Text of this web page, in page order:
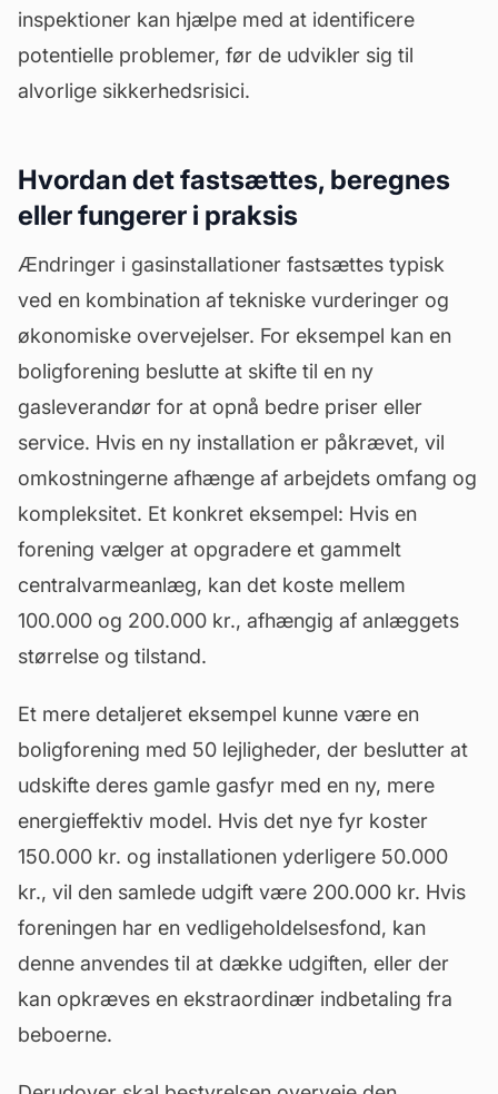
inspektioner kan hjælpe med at identificere
potentielle problemer, før de udvikler sig til
alvorlige sikkerhedsrisici.
Hvordan det fastsættes, beregnes
eller fungerer i praksis
Ændringer i gasinstallationer fastsættes typisk
ved en kombination af tekniske vurderinger og
økonomiske overvejelser. For eksempel kan en
boligforening beslutte at skifte til en ny
gasleverandør for at opnå bedre priser eller
service. Hvis en ny installation er påkrævet, vil
omkostningerne afhænge af arbejdets omfang og
kompleksitet. Et konkret eksempel: Hvis en
forening vælger at opgradere et gammelt
centralvarmeanlæg, kan det koste mellem
100.000 og 200.000 kr., afhængig af anlæggets
størrelse og tilstand.
Et mere detaljeret eksempel kunne være en
boligforening med 50 lejligheder, der beslutter at
udskifte deres gamle gasfyr med en ny, mere
energieffektiv model. Hvis det nye fyr koster
150.000 kr. og installationen yderligere 50.000
kr., vil den samlede udgift være 200.000 kr. Hvis
foreningen har en vedligeholdelsesfond, kan
denne anvendes til at dække udgiften, eller der
kan opkræves en ekstraordinær indbetaling fra
beboerne.